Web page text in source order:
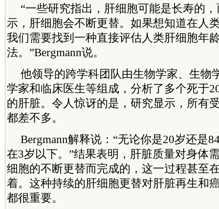
“一些研究指出，肝细胞可能是长寿的
示，肝细胞会不断更替。如果想知道在人
我们需要找到一种直接评估人类肝细胞年
法。”Bergmann说。
他领导的跨学科团队由生物学家、生物
学家和临床医生等组成，分析了多个死于
的肝脏。令人惊讶的是，研究显示，所有
都差不多。
Bergmann解释说：“无论你是20岁还是
在3岁以下。”结果表明，肝脏质量对身体
细胞的不断更替而完成的，这一过程甚至
着。这种持续的肝细胞更替对肝脏再生和
都很重要。